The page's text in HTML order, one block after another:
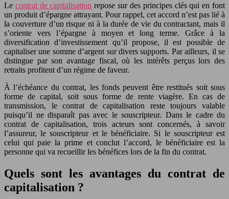
Le contrat de capitalisation repose sur des principes clés qui en font
un produit d’épargne attrayant. Pour rappel, cet accord n’est pas lié à
la couverture d’un risque ni à la durée de vie du contractant, mais il
s’oriente vers l’épargne à moyen et long terme. Grâce à la
diversification d’investissement qu’il propose, il est possible de
capitaliser une somme d’argent sur divers supports. Par ailleurs, il se
distingue par son avantage fiscal, où les intérêts perçus lors des
retraits profitent d’un régime de faveur.
À l’échéance du contrat, les fonds peuvent être restitués soit sous
forme de capital, soit sous forme de rente viagère. En cas de
transmission, le contrat de capitalisation reste toujours valable
puisqu’il ne disparaît pas avec le souscripteur. Dans le cadre du
contrat de capitalisation, trois acteurs sont concernés, à savoir
l’assureur, le souscripteur et le bénéficiaire. Si le souscripteur est
celui qui paie la prime et conclut l’accord, le bénéficiaire est la
personne qui va recueillir les bénéfices lors de la fin du contrat.
Quels sont les avantages du contrat de
capitalisation ?